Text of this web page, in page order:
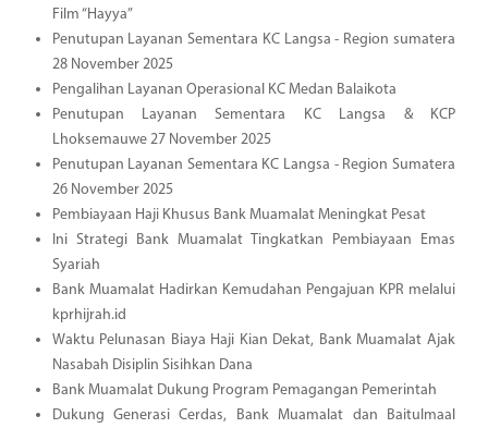
Film “Hayya”
Penutupan Layanan Sementara KC Langsa - Region sumatera
28 November 2025
Pengalihan Layanan Operasional KC Medan Balaikota
Penutupan Layanan Sementara KC Langsa & KCP
Lhoksemauwe 27 November 2025
Penutupan Layanan Sementara KC Langsa - Region Sumatera
26 November 2025
Pembiayaan Haji Khusus Bank Muamalat Meningkat Pesat
Ini Strategi Bank Muamalat Tingkatkan Pembiayaan Emas
Syariah
Bank Muamalat Hadirkan Kemudahan Pengajuan KPR melalui
kprhijrah.id
Waktu Pelunasan Biaya Haji Kian Dekat, Bank Muamalat Ajak
Nasabah Disiplin Sisihkan Dana
Bank Muamalat Dukung Program Pemagangan Pemerintah
Dukung Generasi Cerdas, Bank Muamalat dan Baitulmaal